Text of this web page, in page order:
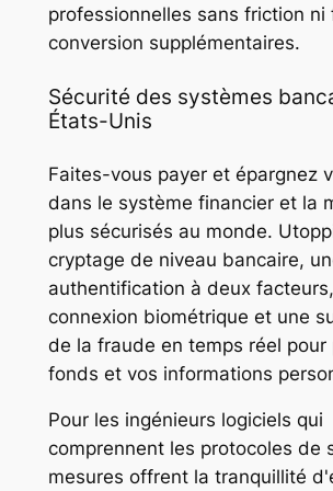
professionnelles sans friction ni
conversion supplémentaires.
Sécurité des systèmes
États-Unis
Faites-vous payer et épargnez
dans le système financier et la
plus sécurisés au monde.
cryptage de niveau bancaire,
authentification à deux
connexion biométrique et une
de la fraude en temps réel pour
fonds et vos informations
Pour les ingénieurs logiciels qui
comprennent les protocoles de
mesures offrent la tranquillité